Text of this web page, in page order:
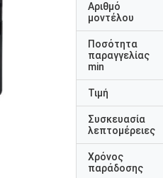
Αριθμό
μοντέλου
Ποσότητα
παραγγελίας
min
Τιμή
Συσκευασία
λεπτομέρειες
Χρόνος
παράδοσης